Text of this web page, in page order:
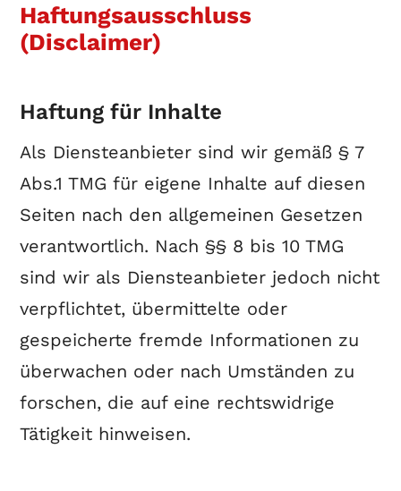
Haftungsausschluss
(Disclaimer)
Haftung für Inhalte
Als Diensteanbieter sind wir gemäß § 7
Abs.1 TMG für eigene Inhalte auf diesen
Seiten nach den allgemeinen Gesetzen
verantwortlich. Nach §§ 8 bis 10 TMG
sind wir als Diensteanbieter jedoch nicht
verpflichtet, übermittelte oder
gespeicherte fremde Informationen zu
überwachen oder nach Umständen zu
forschen, die auf eine rechtswidrige
Tätigkeit hinweisen.